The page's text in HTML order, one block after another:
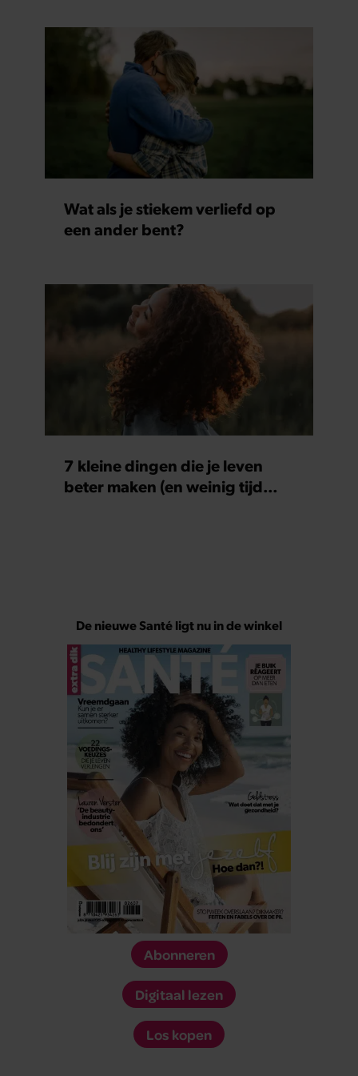
gebruiken.
Wat als je stiekem verliefd op
een ander bent?
7 kleine dingen die je leven
beter maken (en weinig tijd
De nieuwe Santé ligt nu in de winkel
Abonneren
Digitaal lezen
Los kopen